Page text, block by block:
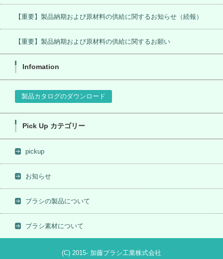
【重要】製品納期および原材料の供給に関するお知らせ（続報）
【重要】製品納期および原材料の供給に関するお願い
Infomation
製品カタログのダウンロード
Pick Up カテゴリー
pickup
お知らせ
ブラシの製品について
ブラシ素材について
(C) 2015- 加藤ブラシ工業株式会社